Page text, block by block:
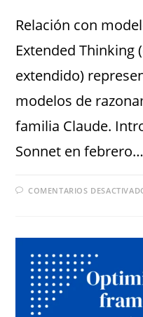
Relación con
Extended Thinking
extendido)
modelos de
familia Claude.
Sonnet en febrero…
COMENTARIOS